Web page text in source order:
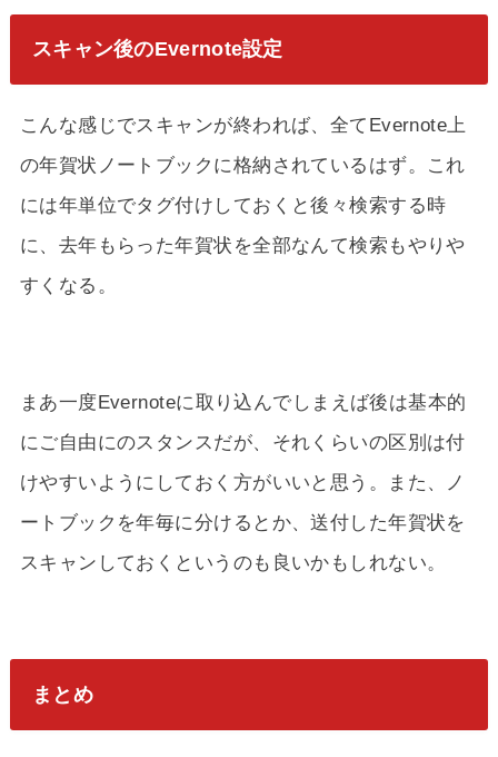
スキャン後のEvernote設定
こんな感じでスキャンが終われば、全てEvernote上
の年賀状ノートブックに格納されているはず。これ
には年単位でタグ付けしておくと後々検索する時
に、去年もらった年賀状を全部なんて検索もやりや
すくなる。
まあ一度Evernoteに取り込んでしまえば後は基本的
にご自由にのスタンスだが、それくらいの区別は付
けやすいようにしておく方がいいと思う。また、ノ
ートブックを年毎に分けるとか、送付した年賀状を
スキャンしておくというのも良いかもしれない。
まとめ